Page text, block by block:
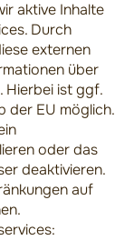
aktive Inhalte
Durch
externen
über
Hierbei ist ggf.
der EU möglich.
oder das
deaktivieren.
auf